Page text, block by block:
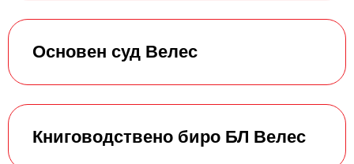
Основен суд Велес
Книговодствено биро БЛ Велес